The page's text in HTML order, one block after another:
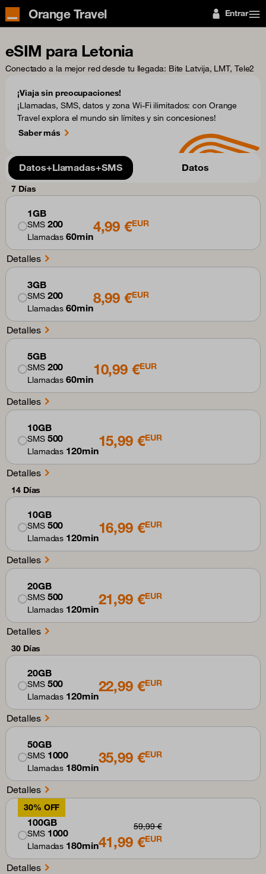
Orange Travel Entrar
eSIM para Letonia
Conectado a la mejor red desde tu llegada: Bite Latvija, LMT, Tele2
¡Viaja sin preocupaciones!
¡Llamadas, SMS, datos y zona Wi-Fi ilimitados: con Orange
Travel explora el mundo sin límites y sin concesiones!
Saber más
Datos+Llamadas+SMS Datos
7 Días
1GB
SMS 200
Llamadas60min
4,99 €EUR
Detalles
3GB
SMS 200
Llamadas60min
8,99 €EUR
Detalles
5GB
SMS 200
Llamadas60min
10,99 €EUR
Detalles
10GB
SMS 500
Llamadas 120min
15,99 €EUR
Detalles
14 Días
10GB
SMS 500
Llamadas 120min
16,99 €EUR
Detalles
20GB
SMS 500
Llamadas 120min
21,99 €EUR
Detalles
30 Días
20GB
SMS 500
Llamadas 120min
22,99 €EUR
Detalles
50GB
SMS 1000
Llamadas 180min
35,99 €EUR
Detalles
30% OFF
100GB
SMS 1000
Llamadas 180min
59,99 €
41,99 €EUR
Detalles